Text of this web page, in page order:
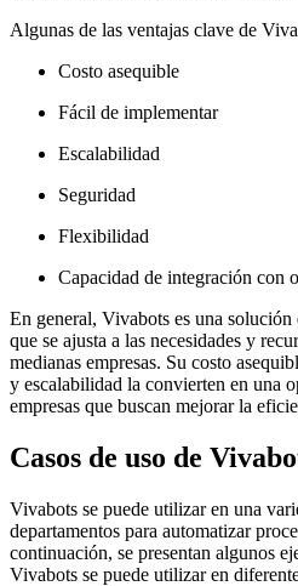
Algunas de las ventajas clave de
Costo asequible
Fácil de implementar
Escalabilidad
Seguridad
Flexibilidad
Capacidad de integración con
En general, Vivabots es una
que se ajusta a las necesidades y
medianas empresas. Su costo
y escalabilidad la convierten en una
empresas que buscan mejorar la
Casos de uso de
Vivabots se puede utilizar en una
departamentos para automatizar
continuación, se presentan algunos
Vivabots se puede utilizar en